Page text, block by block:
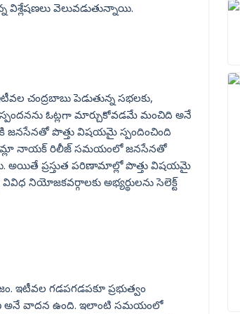
విశ్లేషణలు వెలువడుతున్నాయి.
చంద్రబాబు పెడుతున్న సభలకు,
స్పందనను ఓట్లగా మార్చుకోవడమే మంచిది అనే
జనసేనతో పొత్తు విషయమై స్పందించింది
భీమ్లా నాయక్ రిలీజ్ సమయంలో జనసేనతో
అయితే ప్రస్తుత పరిణామాల్లో పొత్తు విషయమై
నియోజకవర్గాలకు అభ్యర్థులను సెలెక్ట్
ఇటీవల గడపగడపకూ ప్రభుత్వం
అనే వాదన ఉంది. ఇలాంటి సమయంలో